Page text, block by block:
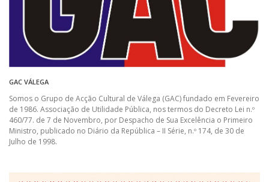
GAC VÁLEGA
Somos o Grupo de Acção Cultural de Válega (GAC) fundado em Fevereiro
de 1986. Associação de Utilidade Pública, nos termos do Decreto Lei n.º
460/77. de 7 de Novembro, por Despacho de Sua Excelência o Primeiro
Ministro, publicado no Diário da República – II Série, n.º 174, de 30 de
Julho de 1998.